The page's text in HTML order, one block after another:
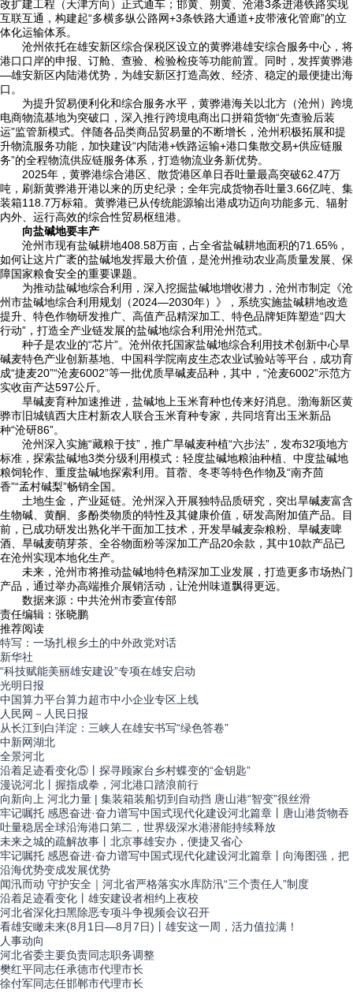
改扩建工程（天津方向）正式通车；邯黄、朔黄、沧港3条进港铁路实现
互联互通，构建起“多横多纵公路网+3条铁路大通道+皮带液化管廊”的立
体化运输体系。
沧州依托在雄安新区综合保税区设立的黄骅港雄安综合服务中心，将
港口口岸的申报、订舱、查验、检验检疫等功能前置。同时，发挥黄骅港
—雄安新区内陆港优势，为雄安新区打造高效、经济、稳定的最便捷出海
口。
为提升贸易便利化和综合服务水平，黄骅港海关以北方（沧州）跨境
电商物流基地为突破口，深入推行跨境电商出口拼箱货物“先查验后装
运”监管新模式。伴随各品类商品贸易量的不断增长，沧州积极拓展和提
升物流服务功能，加快建设“内陆港+铁路运输+港口集散交易+供应链服
务”的全程物流供应链服务体系，打造物流业务新优势。
2025年，黄骅港综合港区、散货港区单日吞吐量最高突破62.47万
吨，刷新黄骅港开港以来的历史纪录；全年完成货物吞吐量3.66亿吨、集
装箱118.7万标箱。黄骅港已从传统能源输出港成功迈向功能多元、辐射
内外、运行高效的综合性贸易枢纽港。
向盐碱地要丰产
沧州市现有盐碱耕地408.58万亩，占全省盐碱耕地面积的71.65%，
如何让这片广袤的盐碱地发挥最大价值，是沧州推动农业高质量发展、保
障国家粮食安全的重要课题。
为推动盐碱地综合利用，深入挖掘盐碱地增收潜力，沧州市制定《沧
州市盐碱地综合利用规划（2024—2030年）》，系统实施盐碱耕地改造
提升、特色作物研发推广、高值产品精深加工、特色品牌矩阵塑造“四大
行动”，打造全产业链发展的盐碱地综合利用沧州范式。
种子是农业的“芯片”。沧州依托国家盐碱地综合利用技术创新中心旱
碱麦特色产业创新基地、中国科学院南皮生态农业试验站等平台，成功育
成“捷麦20”“沧麦6002”等一批优质旱碱麦品种，其中，“沧麦6002”示范方
实收亩产达597公斤。
旱碱麦育种加速推进，盐碱地上玉米育种也传来好消息。渤海新区黄
骅市旧城镇西大庄村新农人联合玉米育种专家，共同培育出玉米新品
种“沧研86”。
沧州深入实施“藏粮于技”，推广旱碱麦种植“六步法”，发布32项地方
标准，探索盐碱地3类分级利用模式：轻度盐碱地粮油种植、中度盐碱地
粮饲轮作、重度盐碱地探索利用。苜蓿、冬枣等特色作物及“南齐茴
香”“孟村碱梨”畅销全国。
土地生金，产业延链。沧州深入开展独特品质研究，突出旱碱麦富含
生物碱、黄酮、多酚类物质的特性及其健康价值，研发高附加值产品。目
前，已成功研发出熟化半干面加工技术，开发旱碱麦杂粮粉、旱碱麦啤
酒、旱碱麦萌芽茶、全谷物面粉等深加工产品20余款，其中10款产品已
在沧州实现本地化生产。
未来，沧州市将推动盐碱地特色精深加工业发展，打造更多市场热门
产品，通过举办高端推介展销活动，让沧州味道飘得更远。
数据来源：中共沧州市委宣传部
责任编辑：张晓鹏
推荐阅读
特写：一场扎根乡土的中外政党对话
新华社
“科技赋能美丽雄安建设”专项在雄安启动
光明日报
中国算力平台算力超市中小企业专区上线
人民网－人民日报
从长江到白洋淀：三峡人在雄安书写“绿色答卷”
中新网湖北
全景河北
沿着足迹看变化⑤丨探寻顾家台乡村蝶变的“金钥匙”
漫说河北丨握指成拳，河北港口踏浪前行
向新向上 河北力量 | 集装箱装船切到自动挡 唐山港“智变”很丝滑
牢记嘱托 感恩奋进·奋力谱写中国式现代化建设河北篇章丨唐山港货物吞
吐量稳居全球沿海港口第二，世界级深水港潜能持续释放
未来之城的疏解故事丨北京事雄安办，便捷又省心
牢记嘱托 感恩奋进·奋力谱写中国式现代化建设河北篇章丨向海图强，把
沿海优势变成发展优势
闻汛而动 守护安全｜河北省严格落实水库防汛“三个责任人”制度
沿着足迹看变化丨雄安建设者相约上夜校
河北省深化扫黑除恶专项斗争视频会议召开
看雄安瞰未来(8月1日—8月7日)丨雄安这一周，活力值拉满！
人事动向
河北省委主要负责同志职务调整
樊红平同志任承德市代理市长
徐付军同志任邯郸市代理市长